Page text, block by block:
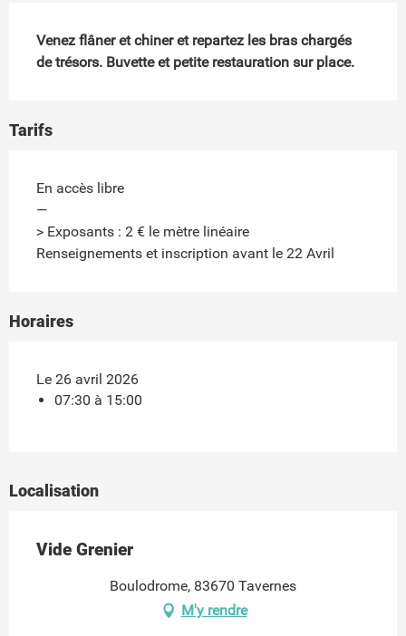
Venez flâner et chiner et repartez les bras chargés
de trésors. Buvette et petite restauration sur place.
Tarifs
En accès libre
—
> Exposants : 2 € le mètre linéaire
Renseignements et inscription avant le 22 Avril
Horaires
Le 26 avril 2026
07:30 à 15:00
Localisation
Vide Grenier
Boulodrome, 83670 Tavernes
M'y rendre